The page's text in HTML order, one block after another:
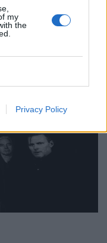
my
the
Privacy Policy
που μοιάζουν να
στις 3 το πρωί
Festival επιστρέφει